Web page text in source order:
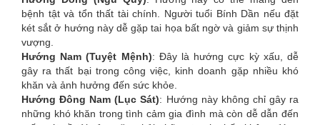
bệnh tật và tổn thất tài chính. Người tuổi Bính Dần nếu đặt
két sắt ở hướng này dễ gặp tai họa bất ngờ và giảm sự thịnh
vượng.
Hướng Nam (Tuyệt Mệnh): Đây là hướng cực kỳ xấu, dễ
gây ra thất bại trong công việc, kinh doanh gặp nhiều khó
khăn và ảnh hưởng đến sức khỏe.
Hướng Đông Nam (Lục Sát): Hướng này không chỉ gây ra
những khó khăn trong tình cảm gia đình mà còn dễ dẫn đến